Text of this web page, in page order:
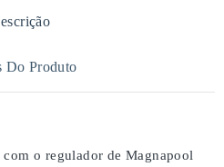
Do Produto
o regulador de Magnapool